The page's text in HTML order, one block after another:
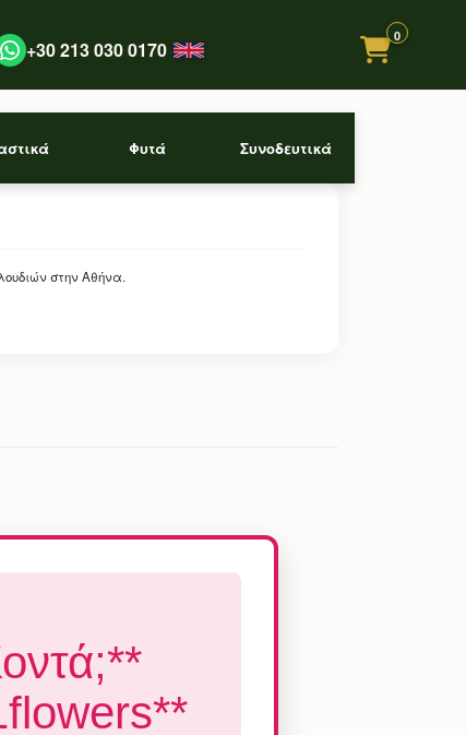
+30 213 030 0170
0
Φυτά Συνοδευτικά
στην Αθήνα.